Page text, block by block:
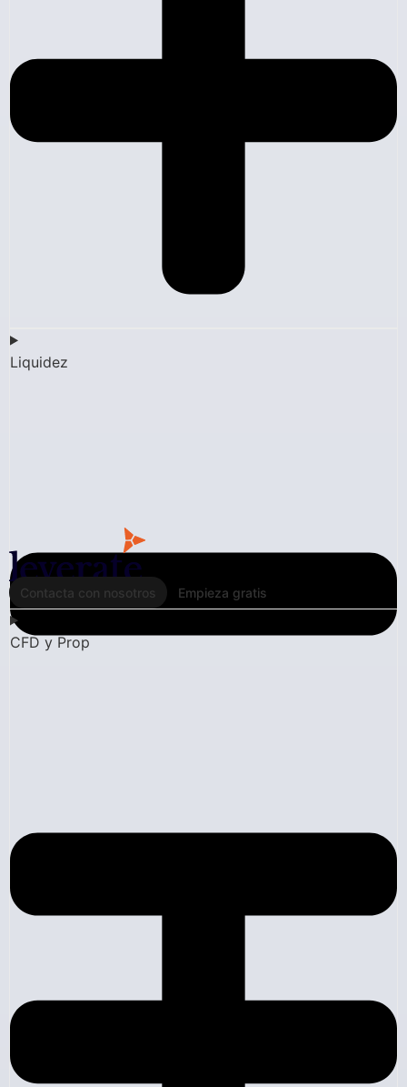
Liquidez
Contacta con nosotros Empieza gratis
CFD y Prop